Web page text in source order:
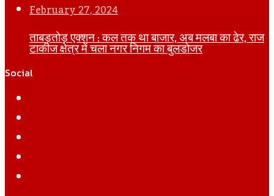
February 27, 2024
ताबड़तोड़ एक्शन : कल तक था बाजार, अब मलबा का ढेर, राज
टाकीज क्षेत्र में चला नगर निगम का बुलडोजर
Social